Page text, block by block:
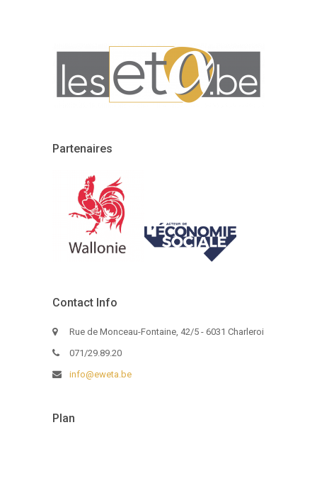
Partenaires
Contact Info
Rue de Monceau-Fontaine, 42/5 - 6031 Charleroi
071/29.89.20
info@eweta.be
Plan